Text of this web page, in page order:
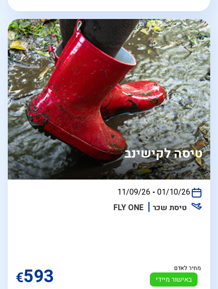
טיסה לקישינב
בין
התאריכים,
11/09/26 - 01/10/26
טיסת שכר
FLY ONE
באישור מיידי
מחיר לאדם €593